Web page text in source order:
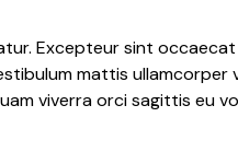
Excepteur sint
mattis ullamcorper
viverra orci sagittis eu